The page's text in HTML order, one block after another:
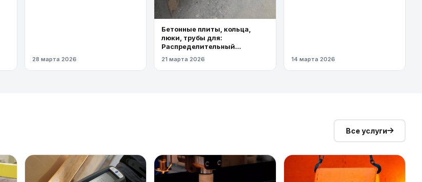
28 марта 2026
Бетонные плиты, кольца,
люки, трубы для:
Распределительный
газопровод высокого
давления
21 марта 2026 14 марта 2026
Все услуги